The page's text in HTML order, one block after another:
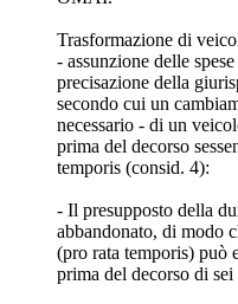
Trasformazione di
- assunzione delle
precisazione della
secondo cui un
necessario - di un
prima del decorso
temporis (consid. 4):
- Il presupposto della
abbandonato, di modo
(pro rata temporis) può
prima del decorso di